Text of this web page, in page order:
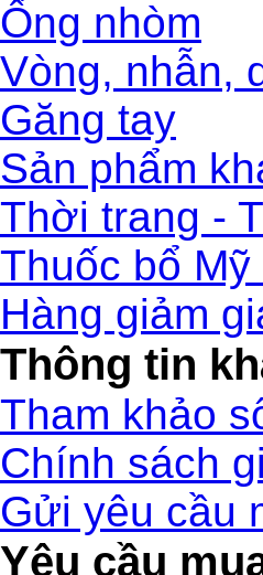
Ống nhòm
Vòng, nhẫn,
Găng tay
Sản phẩm
Thời trang -
Thuốc bổ Mỹ
Hàng giảm
Thông tin
Tham khảo
Chính sách
Gửi yêu cầu
Yêu cầu